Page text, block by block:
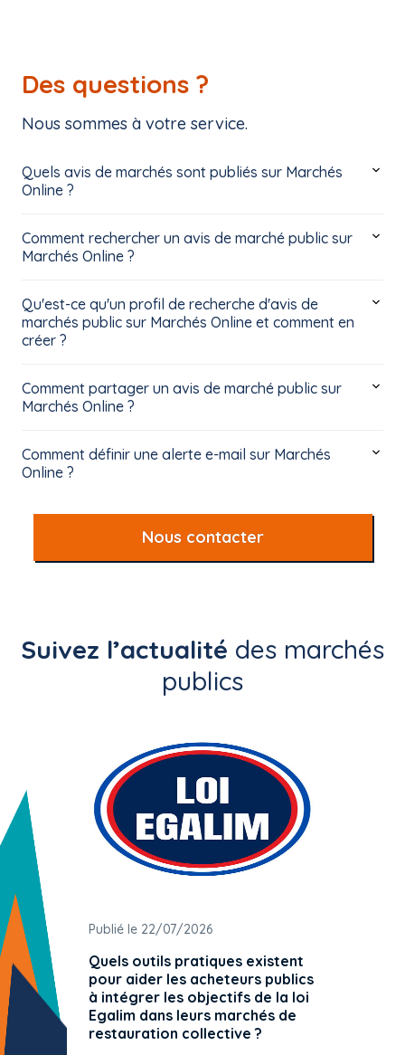
Des questions ?
Nous sommes à votre service.
Quels avis de marchés sont publiés sur Marchés
Online ?
Comment rechercher un avis de marché public sur
Marchés Online ?
Qu'est-ce qu'un profil de recherche d'avis de
marchés public sur Marchés Online et comment en
créer ?
Comment partager un avis de marché public sur
Marchés Online ?
Comment définir une alerte e-mail sur Marchés
Online ?
Nous contacter
Suivez l’actualité des marchés
publics
Publié le 22/07/2026
Quels outils pratiques existent
pour aider les acheteurs publics
à intégrer les objectifs de la loi
Egalim dans leurs marchés de
restauration collective ?